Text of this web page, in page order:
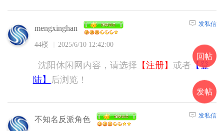
mengxinghan
44楼 2025/6/10 12:42:00
发私信
沈阳休闲网内容，请选择 【注册】 或者 【登
陆】
后浏览！
不知名反派角色 发私信
回帖
发帖